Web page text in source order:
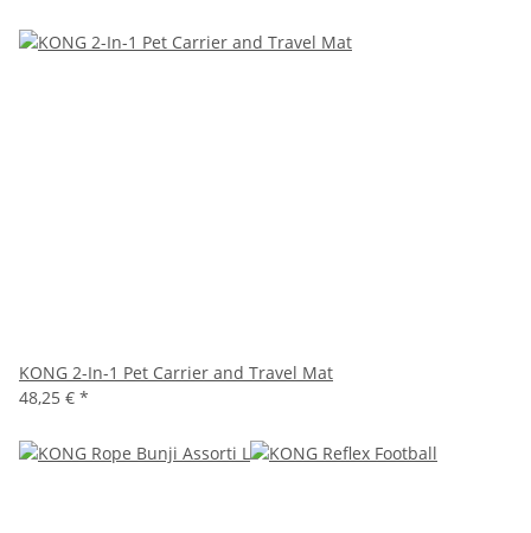
KONG 2-In-1 Pet Carrier and Travel Mat
48,25 € *